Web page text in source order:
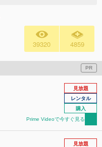
39320 4859
PR
見放題
レンタル
購入
Prime Videoで今すぐ見る
見放題